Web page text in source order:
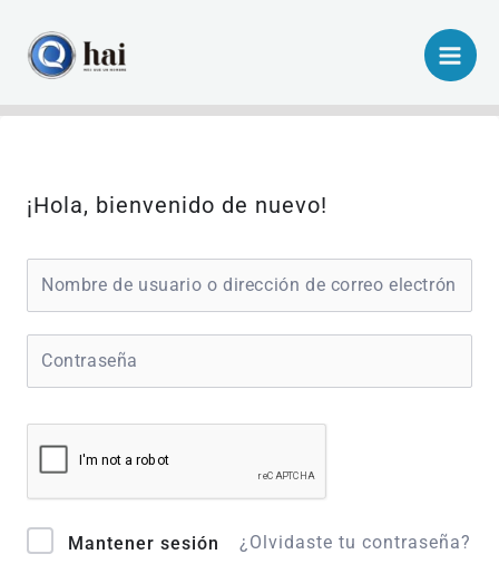
contenido
¡Hola, bienvenido de nuevo!
Mantener sesión ¿Olvidaste tu contraseña?